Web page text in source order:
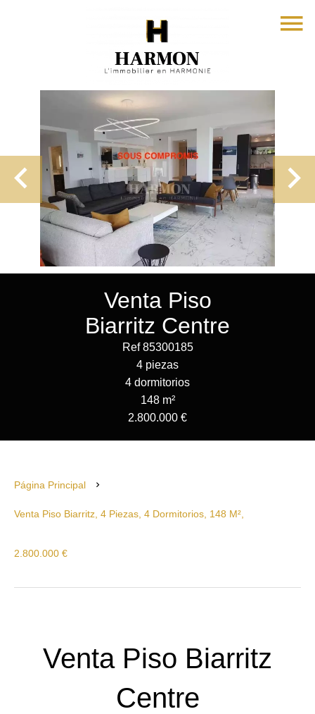
Venta Piso
Biarritz Centre
Ref 85300185
4 piezas
4 dormitorios
148 m²
2.800.000 €
Página Principal
Venta Piso Biarritz, 4 Piezas, 4 Dormitorios, 148 M²,
2.800.000 €
Venta Piso Biarritz
Centre